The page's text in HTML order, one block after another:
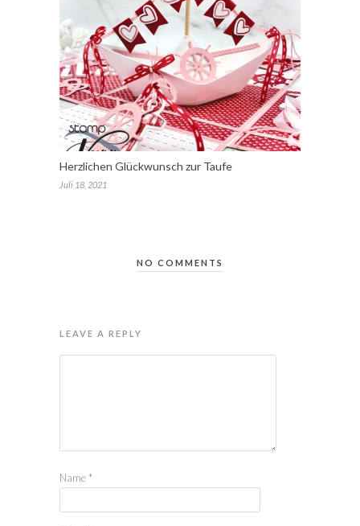
Herzlichen Glückwunsch zur Taufe
Juli 18, 2021
NO COMMENTS
LEAVE A REPLY
Name *